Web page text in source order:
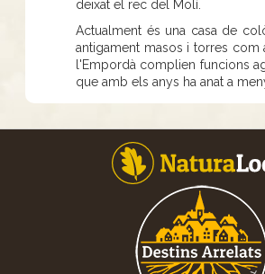
deixat el rec del Molí.
Actualment és una casa de
antigament masos i torres com
l'Empordà complien funcions
que amb els anys ha anat a